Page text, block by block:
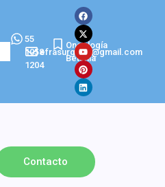
55
1058
1204
efrasurgeon@gmail.com
Oncología
Betania
Contacto